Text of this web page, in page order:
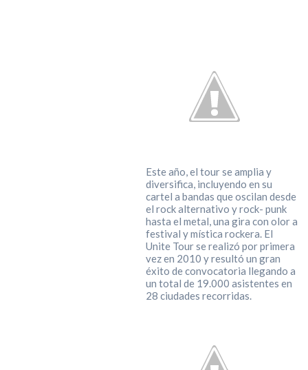
Este año, el tour se amplia y
diversifica, incluyendo en su
cartel a bandas que oscilan desde
el rock alternativo y rock- punk
hasta el metal, una gira con olor a
festival y mística rockera. El
Unite Tour se realizó por primera
vez en 2010 y resultó un gran
éxito de convocatoria llegando a
un total de 19.000 asistentes en
28 ciudades recorridas.